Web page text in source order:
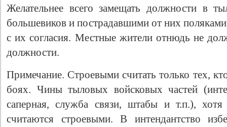
Желательнее всего замещать должности в
большевиков и пострадавшими от них
с их согласия. Местные жители отнюдь не
должности.
Примечание. Строевыми считать только тех,
боях. Чины тыловых войсковых частей
саперная, служба связи, штабы и т.п.),
считаются строевыми. В интендантство